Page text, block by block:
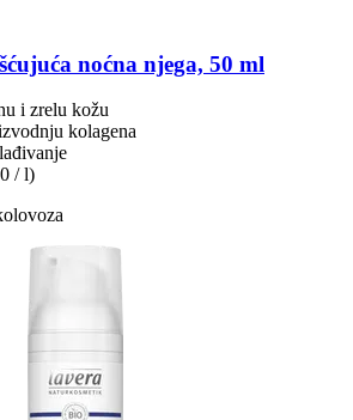
noćna njega, 50 ml
i zrelu kožu
kolagena
/ l)